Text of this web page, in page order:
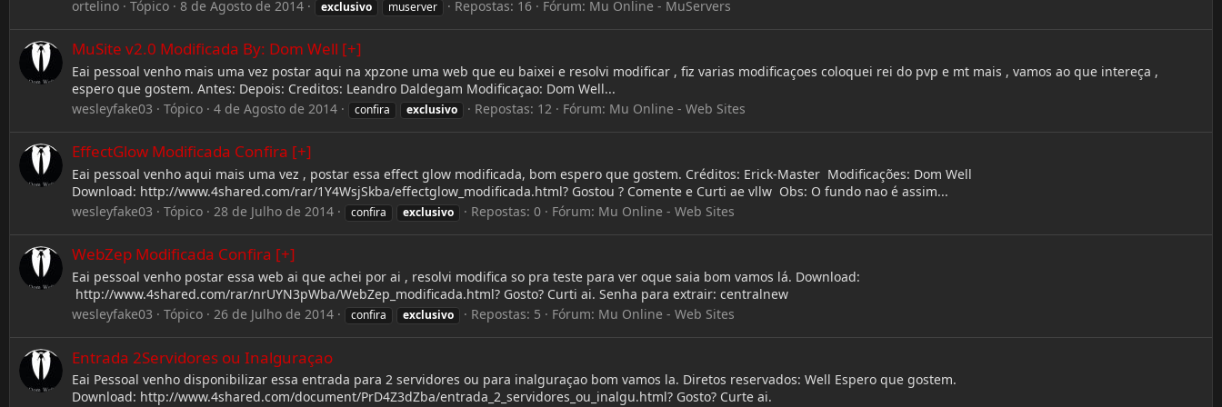
ortelino Tópico 8 de Agosto de 2014 exclusivo muserver Repostas: 16 Fórum: Mu Online - MuServers
MuSite v2.0 Modificada By: Dom Well [+]
Eai pessoal venho mais uma vez postar aqui na xpzone uma web que eu baixei e resolvi modificar , fiz varias modificaçoes coloquei rei do pvp e mt mais , vamos ao que intereça ,
espero que gostem. Antes: Depois: Creditos: Leandro Daldegam Modificaçao: Dom Well...
wesleyfake03
Tópico 4 de Agosto de 2014 confira exclusivo Repostas: 12 Fórum: Mu Online - Web Sites
EffectGlow Modificada Confira [+]
Eai pessoal venho aqui mais uma vez , postar essa effect glow modificada, bom espero que gostem. Créditos: Erick-Master Modificações: Dom Well
Download: http://www.4shared.com/rar/1Y4WsjSkba/effectglow_modificada.html? Gostou ? Comente e Curti ae vllw Obs: O fundo nao é assim...
wesleyfake03
Tópico 28 de Julho de 2014 confira exclusivo Repostas: 0 Fórum: Mu Online - Web Sites
WebZep Modificada Confira [+]
Eai pessoal venho postar essa web ai que achei por ai , resolvi modifica so pra teste para ver oque saia bom vamos lá. Download:
http://www.4shared.com/rar/nrUYN3pWba/WebZep_modificada.html? Gosto? Curti ai. Senha para extrair: centralnew
wesleyfake03
Tópico 26 de Julho de 2014 confira exclusivo Repostas: 5 Fórum: Mu Online - Web Sites
Entrada 2Servidores ou Inalguraçao
Eai Pessoal venho disponibilizar essa entrada para 2 servidores ou para inalguraçao bom vamos la. Diretos reservados: Well Espero que gostem.
Download: http://www.4shared.com/document/PrD4Z3dZba/entrada_2_servidores_ou_inalgu.html? Gosto? Curte ai.